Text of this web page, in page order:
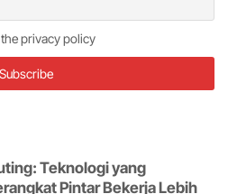
privacy policy
Teknologi yang
Pintar Bekerja Lebih